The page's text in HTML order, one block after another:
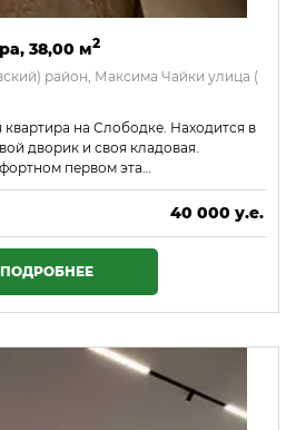
38,00 м2
район, Максима Чайки улица (
на Слободке. Находится в
дворик и своя кладовая.
первом эта…
40 000 у.е.
1 720 000 ₴
ПОДРОБНЕЕ